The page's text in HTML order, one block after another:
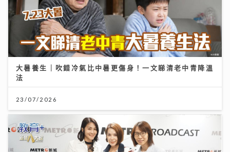
大暑養生｜吹錯冷氣比中暑更傷身！一文睇清老中青降溫
法
23/07/2026